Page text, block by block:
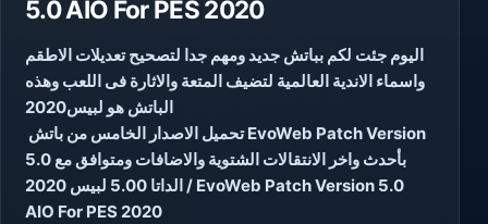
5.0 AIO For PES 2020
اليوم جئت لكم بباتش جديد ومهم جدا لتصحيح تعديلات الاطقم
واسماء الاندية العالمية لتضيف المتعة والاثارة فى اللعب وهذه
الباتش هو لبيس2020
5.0 بأحدث واخر الانتقالات الشتوية والاضافات ومتوافق مع
الداتا 5.00 لبيس 2020 / EvoWeb Patch Version 5.0
AIO For PES 2020